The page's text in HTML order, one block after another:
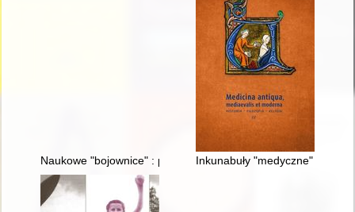
Naukowe "bojownice" : pierwsze uczone i badaczki w
Inkunabuły "medyczne" w